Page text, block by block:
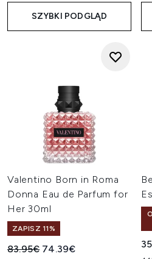
SZYBKI PODGLĄD
Valentino Born in Roma
Donna Eau de Parfum for
Her 30ml
ZAPISZ 11%
Sugerowana cena detaliczna:
83.95€ Aktualna cena:
74.39€